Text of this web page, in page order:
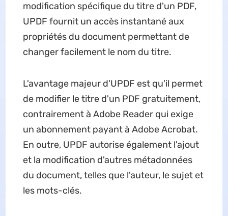
modification spécifique du titre d'un PDF,
UPDF fournit un accès instantané aux
propriétés du document permettant de
changer facilement le nom du titre.
L'avantage majeur d'UPDF est qu'il permet
de modifier le titre d'un PDF gratuitement,
contrairement à Adobe Reader qui exige
un abonnement payant à Adobe Acrobat.
En outre, UPDF autorise également l'ajout
et la modification d'autres métadonnées
du document, telles que l'auteur, le sujet et
les mots-clés.